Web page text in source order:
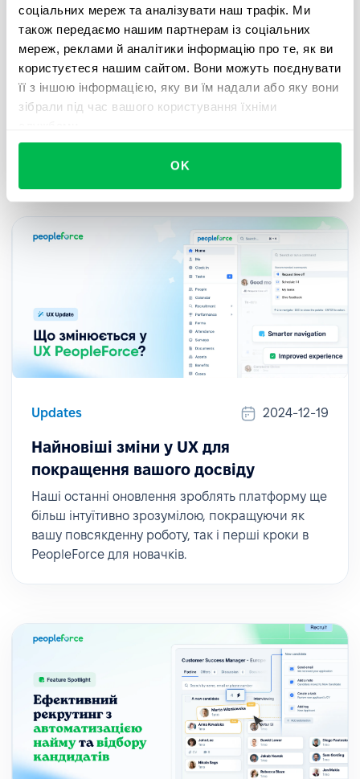
соціальних мереж та аналізувати наш трафік. Ми
також передаємо нашим партнерам із соціальних
мереж, реклами й аналітики інформацію про те, як ви
користуєтеся нашим сайтом. Вони можуть поєднувати
її з іншою інформацією, яку ви їм надали або яку вони
зібрали під час вашого користування їхніми
OK
PeopleForce завдяки новій інтеграції
Autenti – гайд
Для всіх клієнтів, які використовують
електронний підпис і хочуть прискорити і
спростити документообіг за допомогою
нашим гайдом.
Updates 2024-12-19
Найновіші зміни у UX для
покращення вашого досвіду
Наші останні оновлення зроблять платформу ще
більш інтуїтивно зрозумілою, покращуючи як
вашу повсякденну роботу, так і перші кроки в
PeopleForce для новачків.